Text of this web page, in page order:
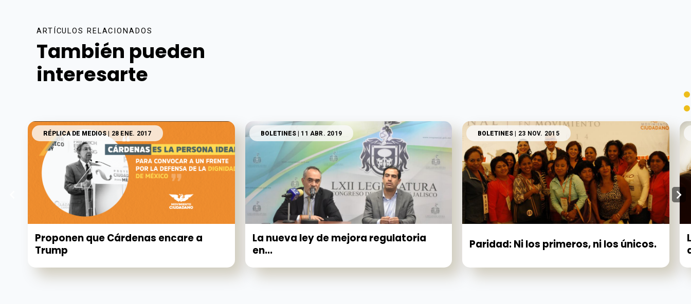
ARTÍCULOS RELACIONADOS
También pueden
interesarte
RÉPLICA DE MEDIOS| 28 ENE. 2017
Proponen que Cárdenas encare a
Trump
BOLETINES| 11 ABR. 2019
La nueva ley de mejora regulatoria
en...
BOLETINES | 23 NOV. 2015
Paridad: Ni los primeros, ni los únicos.